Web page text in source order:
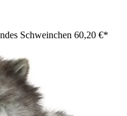
Schweinchen 60,20 €*